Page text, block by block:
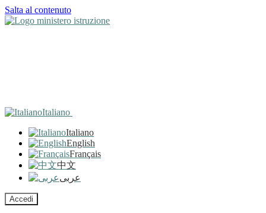
Salta al contenuto
Italiano
Italiano
English
Français
中文
عربى
Accedi